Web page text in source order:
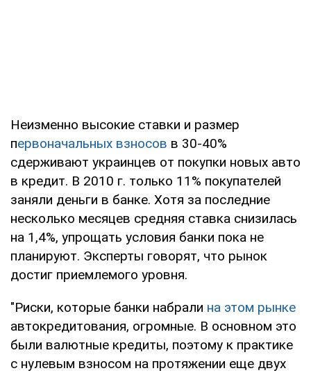
Неизменно высокие ставки и размер
первоначальных взносов в 30-40%
сдерживают украинцев от покупки новых авто
в кредит. В 2010 г. только 11% покупателей
заняли деньги в банке. Хотя за последние
несколько месяцев средняя ставка снизилась
на 1,4%, упрощать условия банки пока не
планируют. Эксперты говорят, что рынок
достиг приемлемого уровня.
"Риски, которые банки набрали на этом рынке
автокредитования, огромные. В основном это
были валютные кредиты, поэтому к практике
с нулевым взносом на протяжении еще двух